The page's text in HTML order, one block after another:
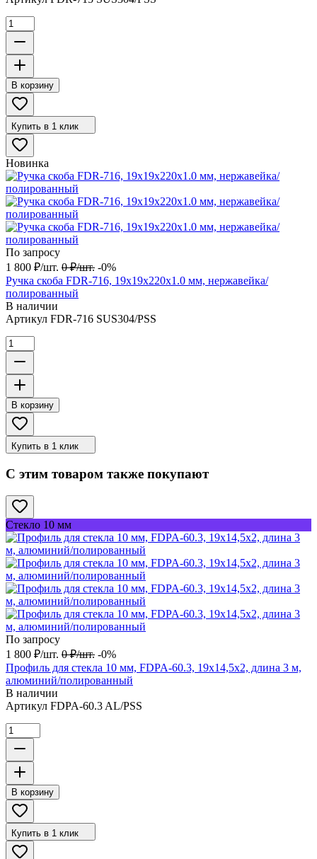
В корзину
Купить в 1 клик
Новинка
По запросу
1 800 ₽/шт. 0 ₽/шт. -0%
Ручка скоба FDR-716, 19х19х220х1.0 мм, нержавейка/
полированный
В наличии
Артикул FDR-716 SUS304/PSS
В корзину
Купить в 1 клик
С этим товаром также покупают
Стекло 10 мм
По запросу
1 800 ₽/шт. 0 ₽/шт. -0%
Профиль для стекла 10 мм, FDPA-60.3, 19х14,5х2, длина 3 м,
алюминий/полированный
В наличии
Артикул FDPA-60.3 AL/PSS
В корзину
Купить в 1 клик